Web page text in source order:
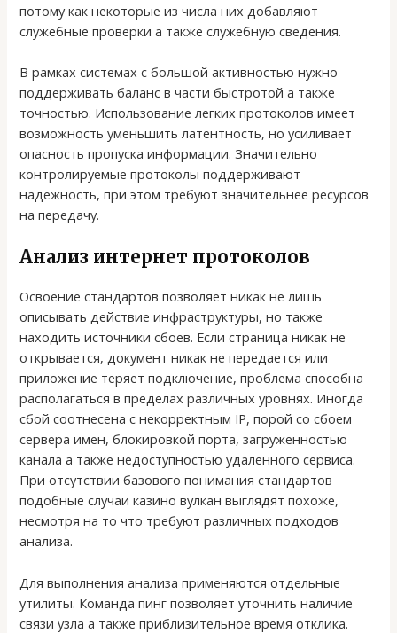
потому как некоторые из числа них добавляют
служебные проверки а также служебную сведения.
В рамках системах с большой активностью нужно
поддерживать баланс в части быстротой а также
точностью. Использование легких протоколов имеет
возможность уменьшить латентность, но усиливает
опасность пропуска информации. Значительно
контролируемые протоколы поддерживают
надежность, при этом требуют значительнее ресурсов
на передачу.
Анализ интернет протоколов
Освоение стандартов позволяет никак не лишь
описывать действие инфраструктуры, но также
находить источники сбоев. Если страница никак не
открывается, документ никак не передается или
приложение теряет подключение, проблема способна
располагаться в пределах различных уровнях. Иногда
сбой соотнесена с некорректным IP, порой со сбоем
сервера имен, блокировкой порта, загруженностью
канала а также недоступностью удаленного сервиса.
При отсутствии базового понимания стандартов
подобные случаи казино вулкан выглядят похоже,
несмотря на то что требуют различных подходов
анализа.
Для выполнения анализа применяются отдельные
утилиты. Команда пинг позволяет уточнить наличие
связи узла а также приблизительное время отклика.